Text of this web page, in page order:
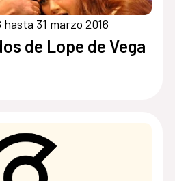
31 marzo 2016
de Lope de Vega